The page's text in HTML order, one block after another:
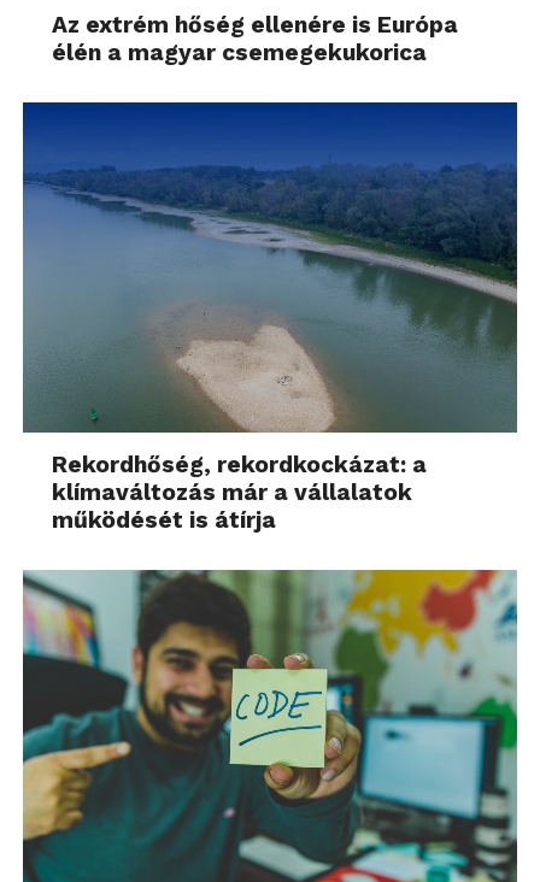
Az extrém hőség ellenére is Európa
élén a magyar csemegekukorica
Rekordhőség, rekordkockázat: a
klímaváltozás már a vállalatok
működését is átírja